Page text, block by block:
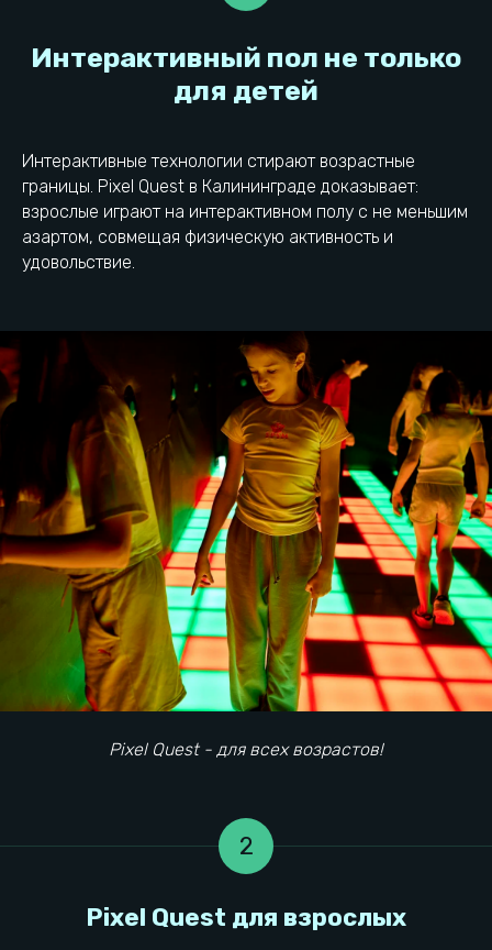
Интерактивные технологии стирают возрастные
границы. Pixel Quest в Калининграде доказывает:
взрослые играют на интерактивном полу с не меньшим
азартом, совмещая физическую активность и
удовольствие.
Pixel Quest - для всех возрастов!
2
Активности и программы
Личный опыт